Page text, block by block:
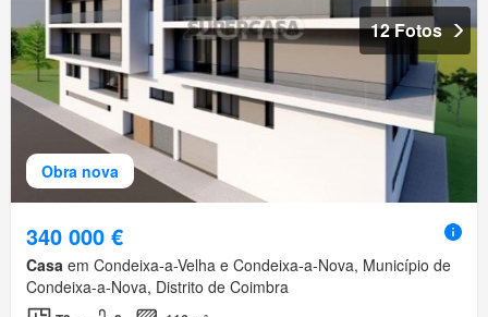
Obra nova
12 Fotos
340 000 €
Casa em Condeixa-a-Velha e Condeixa-a-Nova, Município de
Condeixa-a-Nova, Distrito de Coimbra